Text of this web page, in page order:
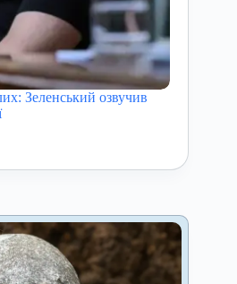
Зеленський озвучив